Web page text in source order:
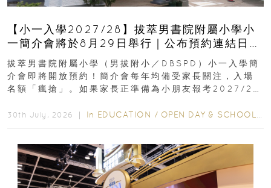
【小一入學2027/28】拔萃男書院附屬小學小
一簡介會將於8月29日舉行｜公布預約連結日期
｜更設有網上重溫
拔萃男書院附屬小學（男拔附小／DBSPD）小一入學簡
介會即將開放預約！簡介會每年均備受家長關注，入場
名額「瘋搶」。如果家長正準備為小朋友報考2027/28
30th July, 2026 ｜ In EDUCATION / OPEN DAY & SCHOOL EVENTS